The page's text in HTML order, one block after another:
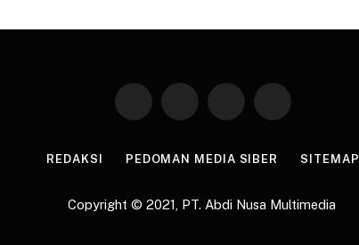
Facebook WhatsApp Telegram
REDAKSI PEDOMAN MEDIA SIBER SITEMAP
Copyright © 2021, PT. Abdi Nusa Multimedia